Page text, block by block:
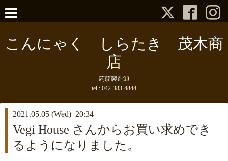
こんにゃく しらたき 茂木商
店
蒟蒻製造卸
tel : 042-383-4844
2021.05.05 (Wed) 20:34
Vegi House さんからお買い求めでき
るようになりました。